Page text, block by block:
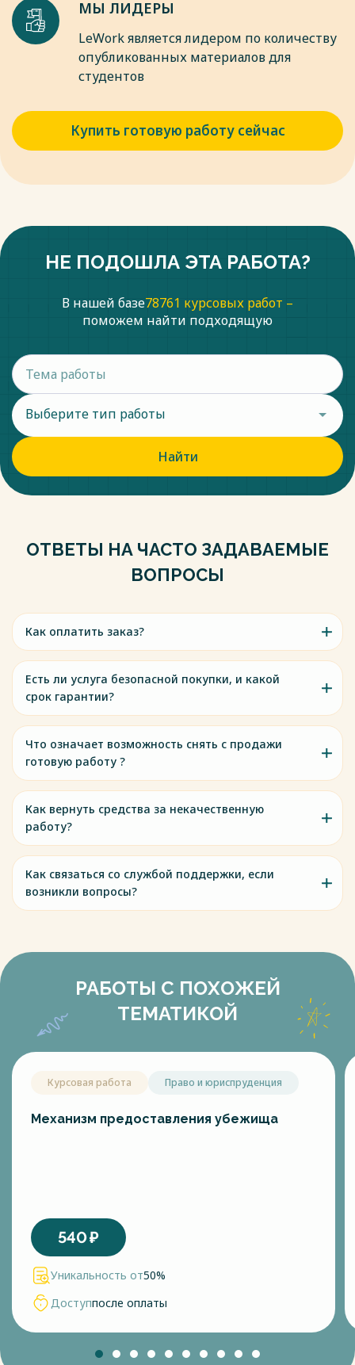
МЫ ЛИДЕРЫ
LeWork является лидером по количеству
опубликованных материалов для
студентов
Купить готовую работу сейчас
НЕ ПОДОШЛА ЭТА РАБОТА?
В нашей базе78761 курсовых работ –
поможем найти подходящую
Выберите тип работы
Найти
ОТВЕТЫ НА ЧАСТО ЗАДАВАЕМЫЕ
ВОПРОСЫ
Как оплатить заказ?
Есть ли услуга безопасной покупки, и какой
срок гарантии?
Что означает возможность снять с продажи
готовую работу ?
Как вернуть средства за некачественную
работу?
Как связаться со службой поддержки, если
возникли вопросы?
РАБОТЫ С ПОХОЖЕЙ
ТЕМАТИКОЙ
Курсовая работа Право и юриспруденция
Механизм предоставления убежища
540₽
Уникальность от50%
Доступпосле оплаты